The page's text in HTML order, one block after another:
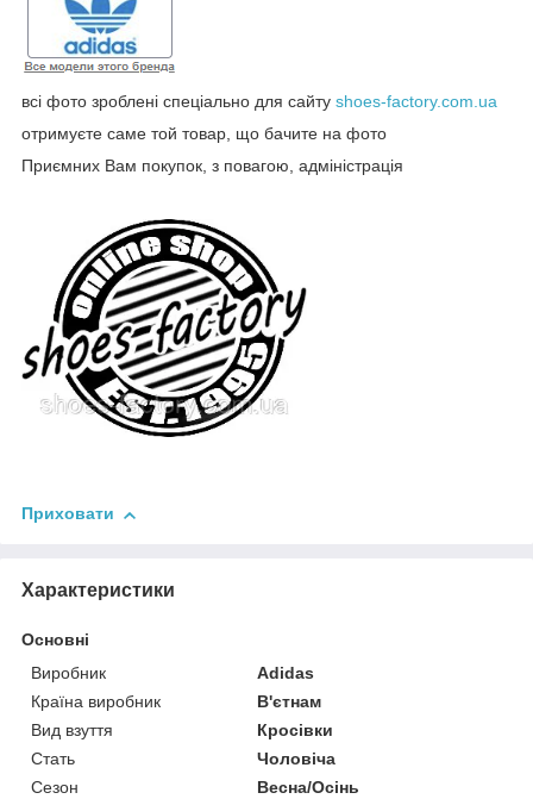
всі фото зроблені спеціально для сайту shoes-factory.com.ua
отримуєте саме той товар, що бачите на фото
Приємних Вам покупок, з повагою, адміністрація
Приховати
Характеристики
Основні
Виробник
Adidas
Країна виробник
В'єтнам
Вид взуття
Кросівки
Стать
Чоловіча
Сезон
Весна/Осінь